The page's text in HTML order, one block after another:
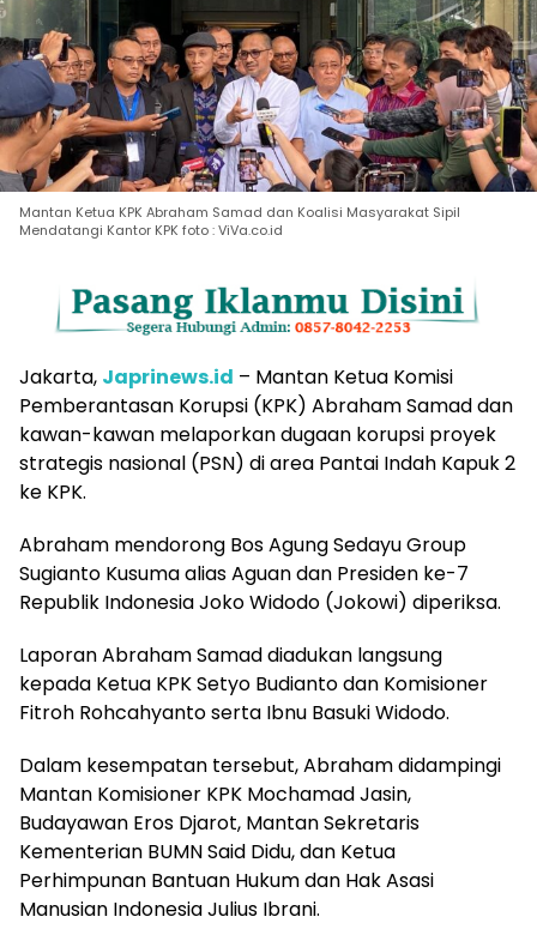
Mantan Ketua KPK Abraham Samad dan Koalisi Masyarakat Sipil
Mendatangi Kantor KPK foto : ViVa.co.id
Jakarta, Japrinews.id – Mantan Ketua Komisi
Pemberantasan Korupsi (KPK) Abraham Samad dan
kawan-kawan melaporkan dugaan korupsi proyek
strategis nasional (PSN) di area Pantai Indah Kapuk 2
ke KPK.
Abraham mendorong Bos Agung Sedayu Group
Sugianto Kusuma alias Aguan dan Presiden ke-7
Republik Indonesia Joko Widodo (Jokowi) diperiksa.
Laporan Abraham Samad diadukan langsung
kepada Ketua KPK Setyo Budianto dan Komisioner
Fitroh Rohcahyanto serta Ibnu Basuki Widodo.
Dalam kesempatan tersebut, Abraham didampingi
Mantan Komisioner KPK Mochamad Jasin,
Budayawan Eros Djarot, Mantan Sekretaris
Kementerian BUMN Said Didu, dan Ketua
Perhimpunan Bantuan Hukum dan Hak Asasi
Manusian Indonesia Julius Ibrani.